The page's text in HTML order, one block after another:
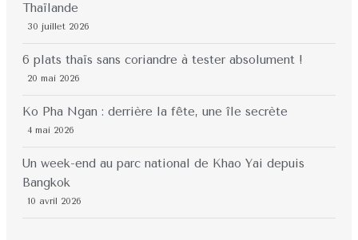
Thaïlande
30 juillet 2026
6 plats thaïs sans coriandre à tester absolument !
20 mai 2026
Ko Pha Ngan : derrière la fête, une île secrète
4 mai 2026
Un week-end au parc national de Khao Yai depuis
Bangkok
10 avril 2026